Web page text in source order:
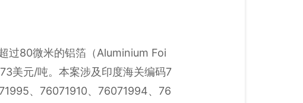
过80微米的铝箔（Aluminium Foi
美元/吨。本案涉及印度海关编码7
、76071910、76071994、76